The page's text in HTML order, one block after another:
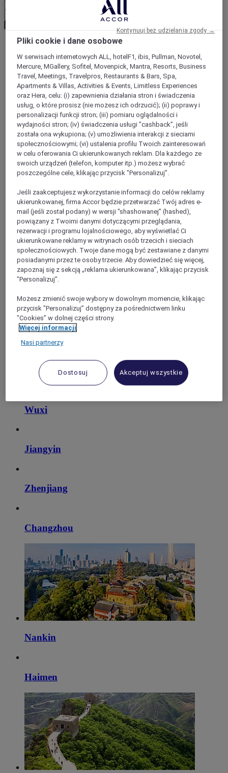
World
Asia
China
JIANGSU
Rugao
Qidong
Wuxi
Jiangyin
Zhenjiang
Changzhou
Nankin
Haimen
Pliki cookie i dane osobowe
W serwisach internetowych ALL, hotelF1, ibis, Pullman, Novotel,
Mercure, MGallery, Sofitel, Movenpick, Mantra, Resorts, Business
Travel, Meetings, Travelpros, Restaurants & Bars, Spa,
Apartments & Villas, Activities & Events, Limitless Experiences
oraz Hera, celu: (i) zapewnienia działania stron i świadczenia
usług, o które prosisz (nie możesz ich odrzucić); (ii) poprawy i
personalizacji funkcji stron; (iii) pomiaru oglądalności i
wydajności stron; (iv) świadczenia usługi "cashback”, jeśli
została ona wykupiona; (v) umożliwienia interakcji z sieciami
społecznościowymi; (vi) ustalenia profilu Twoich zainteresowań
w celu oferowania Ci ukierunkowanych reklam. Dla każdego ze
swoich urządzeń (telefon, komputer itp.) możesz wybrać
poszczególne cele, klikając przycisk "Personalizuj”.
Jeśli zaakceptujesz wykorzystanie informacji do celów reklamy
ukierunkowanej, firma Accor będzie przetwarzać Twój adres e-
mail (jeśli został podany) w wersji "shashowanej” (hashed),
powiązany z Twoimi danymi dotyczącymi przeglądania,
rezerwacji i programu lojalnościowego, aby wyświetlać Ci
ukierunkowane reklamy w witrynach osób trzecich i sieciach
społecznościowych. Twoje dane mogą być zestawiane z danymi
posiadanymi przez te osoby trzecie. Aby dowiedzieć się więcej,
zapoznaj się z sekcją „reklama ukierunkowana”, klikając przycisk
"Personalizuj”.
Możesz zmienić swoje wybory w dowolnym momencie, klikając
przycisk "Personalizuj” dostępny za pośrednictwem linku
"Cookies” w dolnej części strony.
Więcej informacji
Nasi partnerzy
Dostosuj Akceptuj wszystkie
Kontynuuj bez udzielania zgody →